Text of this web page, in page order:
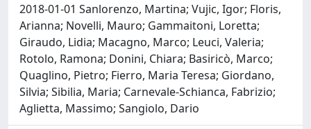
2018-01-01 Sanlorenzo, Martina; Vujic, Igor; Floris,
Arianna; Novelli, Mauro; Gammaitoni, Loretta;
Giraudo, Lidia; Macagno, Marco; Leuci, Valeria;
Rotolo, Ramona; Donini, Chiara; Basiricò, Marco;
Quaglino, Pietro; Fierro, Maria Teresa; Giordano,
Silvia; Sibilia, Maria; Carnevale-Schianca, Fabrizio;
Aglietta, Massimo; Sangiolo, Dario